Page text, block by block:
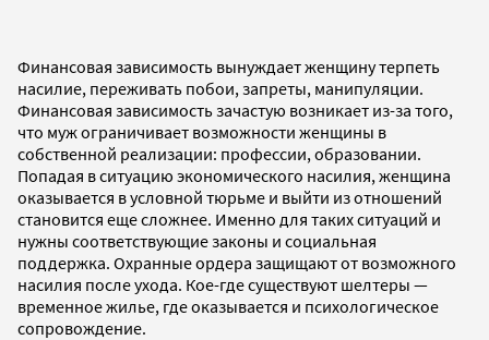
Финансовая зависимость вынуждает женщину терпеть
насилие, переживать побои, запреты, манипуляции.
Финансовая зависимость зачастую возникает из-за того,
что муж ограничивает возможности женщины в
собственной реализации: профессии, образовании.
Попадая в ситуацию экономического насилия, женщина
оказывается в условной тюрьме и выйти из отношений
становится еще сложнее. Именно для таких ситуаций и
нужны соответствующие законы и социальная
поддержка. Охранные ордера защищают от возможного
насилия после ухода. Кое-где существуют шелтеры —
временное жилье, где оказывается и психологическое
сопровождение.